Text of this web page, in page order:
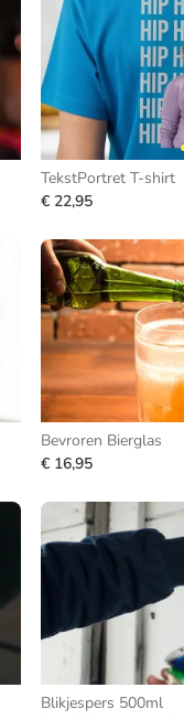
TekstPortret T-shirt
€ 22,95
Bevroren Bierglas
€ 16,95
Blikjespers 500ml